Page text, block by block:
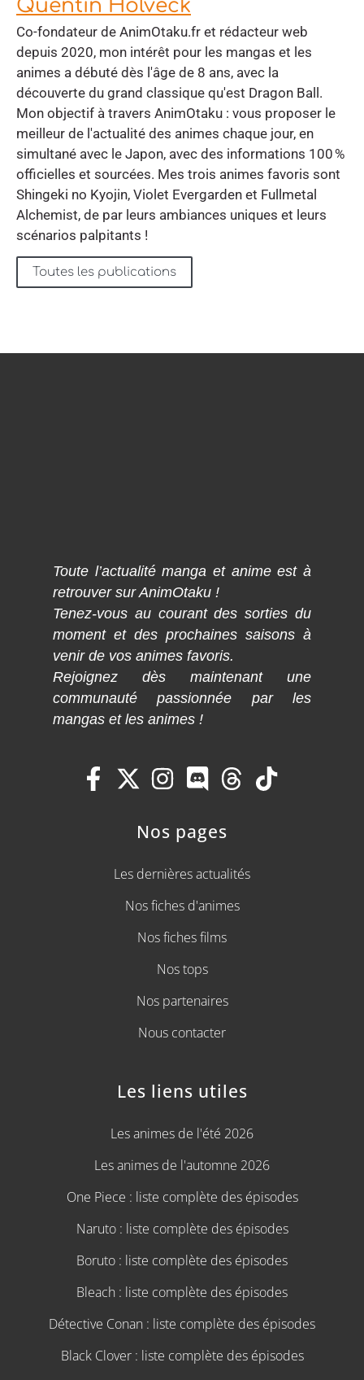
Quentin Holveck
Co-fondateur de AnimOtaku.fr et rédacteur web
depuis 2020, mon intérêt pour les mangas et les
animes a débuté dès l'âge de 8 ans, avec la
découverte du grand classique qu'est Dragon Ball.
Mon objectif à travers AnimOtaku : vous proposer le
meilleur de l'actualité des animes chaque jour, en
simultané avec le Japon, avec des informations 100 %
officielles et sourcées. Mes trois animes favoris sont
Shingeki no Kyojin, Violet Evergarden et Fullmetal
Alchemist, de par leurs ambiances uniques et leurs
scénarios palpitants !
Toutes les publications
Toute l’actualité manga et anime est à
retrouver sur AnimOtaku !
Tenez-vous au courant des sorties du
moment et des prochaines saisons à
venir de vos animes favoris.
Rejoignez dès maintenant une
communauté passionnée par les
mangas et les animes !
Nos pages
Les dernières actualités
Nos fiches d'animes
Nos fiches films
Nos tops
Nos partenaires
Nous contacter
Les liens utiles
Les animes de l'été 2026
Les animes de l'automne 2026
One Piece : liste complète des épisodes
Naruto : liste complète des épisodes
Boruto : liste complète des épisodes
Bleach : liste complète des épisodes
Détective Conan : liste complète des épisodes
Black Clover : liste complète des épisodes